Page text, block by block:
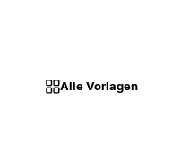
Alle Vorlagen